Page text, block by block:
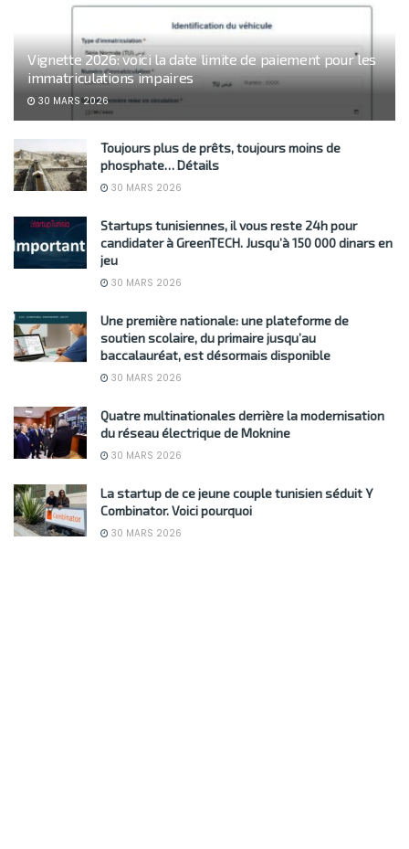
Vignette 2026: voici la date limite de paiement pour les
immatriculations impaires
30 MARS 2026
Toujours plus de prêts, toujours moins de
phosphate… Détails
30 MARS 2026
Startups tunisiennes, il vous reste 24h pour
candidater à GreenTECH. Jusqu’à 150 000 dinars en
jeu
30 MARS 2026
Une première nationale: une plateforme de
soutien scolaire, du primaire jusqu’au
baccalauréat, est désormais disponible
30 MARS 2026
Quatre multinationales derrière la modernisation
du réseau électrique de Moknine
30 MARS 2026
La startup de ce jeune couple tunisien séduit Y
Combinator. Voici pourquoi
30 MARS 2026